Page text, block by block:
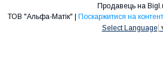
Продавець на
Поскаржитися на контент
Select Language